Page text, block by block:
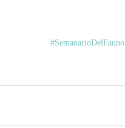
#SemanarioDelFauno